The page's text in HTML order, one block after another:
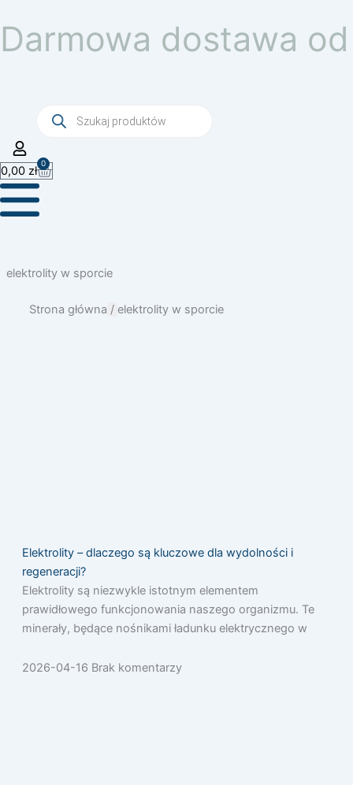
do
treści
Darmowa dostawa od
produktów
0,00 zł
0
Wózek
elektrolity w sporcie
Strona główna / elektrolity w sporcie
Elektrolity – dlaczego są kluczowe dla wydolności i
regeneracji?
Elektrolity są niezwykle istotnym elementem
prawidłowego funkcjonowania naszego organizmu. Te
minerały, będące nośnikami ładunku elektrycznego w
2026-04-16 Brak komentarzy